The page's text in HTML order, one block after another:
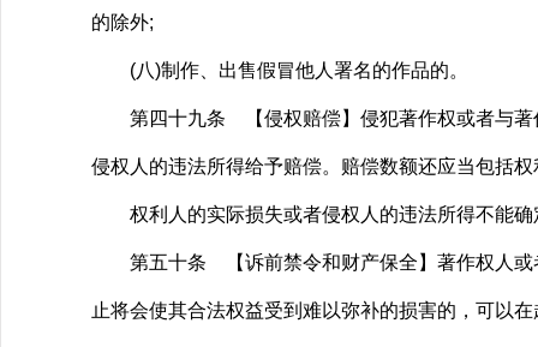
的除外;
(八)制作、出售假冒他人署名的作品的。
第四十九条 【侵权赔偿】侵犯著作权或者与著作
侵权人的违法所得给予赔偿。赔偿数额还应当包括
权利人的实际损失或者侵权人的违法所得不能确
第五十条 【诉前禁令和财产保全】著作权人或
止将会使其合法权益受到难以弥补的损害的，可以